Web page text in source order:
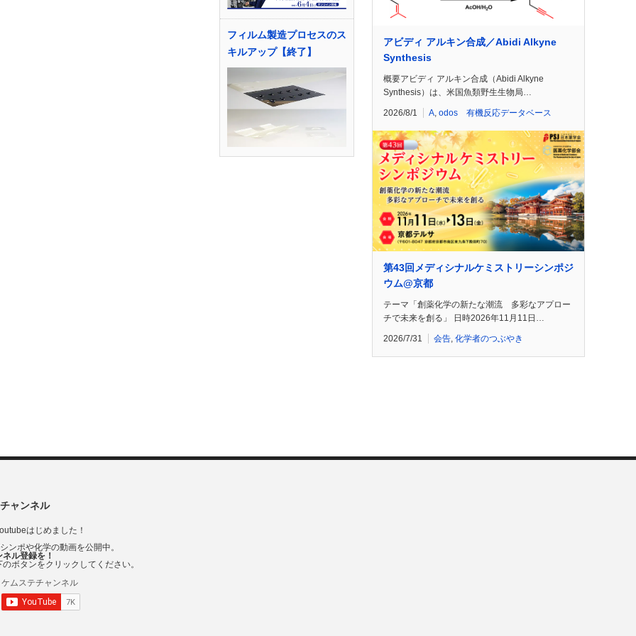
フィルム製造プロセスのス
キルアップ【終了】
アビディ アルキン合成／Abidi Alkyne
Synthesis
概要アビディ アルキン合成（Abidi Alkyne
Synthesis）は、米国魚類野生生物局…
2026/8/1 A odos 有機反応データベース
第43回メディシナルケミストリーシンポジ
ウム@京都
テーマ「創薬化学の新たな潮流 多彩なアプロー
チで未来を創る」 日時2026年11月11日…
2026/7/31 会告, 化学者のつぶやき
ャンネル
はじめました！
ンポや化学の動画を公開中。
ル登録を！
ボタンをクリックしてください。